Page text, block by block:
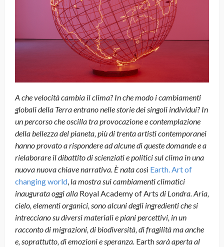
A che velocità cambia il clima? In che modo i cambiamenti
globali della Terra entrano nelle storie dei singoli individui? In
un percorso che oscilla tra provocazione e contemplazione
della bellezza del pianeta, più di trenta artisti contemporanei
hanno provato a rispondere ad alcune di queste domande e a
rielaborare il dibattito di scienziati e politici sul clima in una
nuova nuova chiave narrativa. È nata così Earth. Art of
changing world, la mostra sui cambiamenti climatici
inaugurata oggi alla Royal Academy of Arts di Londra. Aria,
cielo, elementi organici, sono alcuni degli ingredienti che si
intrecciano su diversi materiali e piani percettivi, in un
racconto di migrazioni, di biodiversità, di fragilità ma anche
e, soprattutto, di emozioni e speranza. Earthsarà aperta al